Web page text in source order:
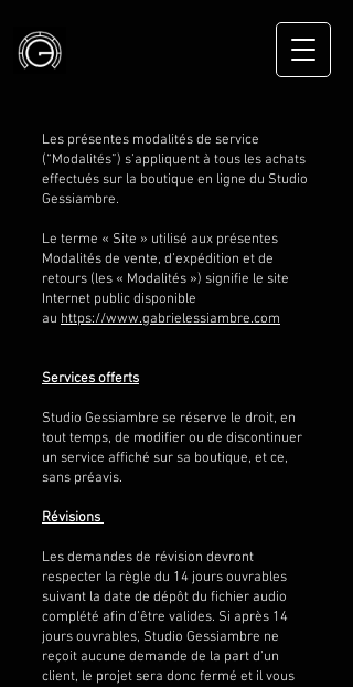
Les présentes modalités de service
(“Modalités”) s’appliquent à tous les achats
effectués sur la boutique en ligne du Studio
Gessiambre.
Le terme « Site » utilisé aux présentes
Modalités de vente, d’expédition et de
retours (les « Modalités ») signifie le site
Internet public disponible
au https://www.gabrielessiambre.com
Services offerts
Studio Gessiambre se réserve le droit, en
tout temps, de modifier ou de discontinuer
un service affiché sur sa boutique, et ce,
sans préavis.
Révisions
Les demandes de révision devront
respecter la règle du 14 jours ouvrables
suivant la date de dépôt du fichier audio
complété afin d’être valides. Si après 14
jours ouvrables, Studio Gessiambre ne
reçoit aucune demande de la part d’un
client, le projet sera donc fermé et il vous